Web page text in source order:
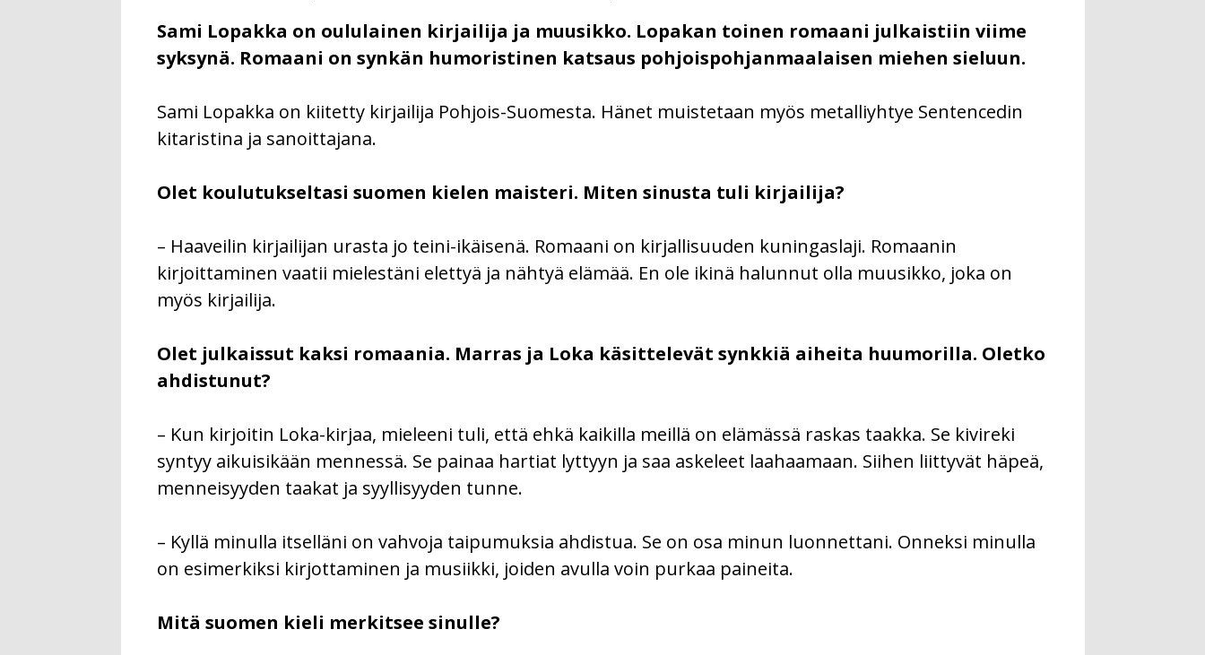
Sami Lopakka on oululainen kirjailija ja muusikko. Lopakan toinen romaani julkaistiin viime
syksynä. Romaani on synkän humoristinen katsaus pohjoispohjanmaalaisen miehen sieluun.
Sami Lopakka on kiitetty kirjailija Pohjois-Suomesta. Hänet muistetaan myös metalliyhtye Sentencedin
kitaristina ja sanoittajana.
Olet koulutukseltasi suomen kielen maisteri. Miten sinusta tuli kirjailija?
– Haaveilin kirjailijan urasta jo teini-ikäisenä. Romaani on kirjallisuuden kuningaslaji. Romaanin
kirjoittaminen vaatii mielestäni elettyä ja nähtyä elämää. En ole ikinä halunnut olla muusikko, joka on
myös kirjailija.
Olet julkaissut kaksi romaania. Marras ja Loka käsittelevät synkkiä aiheita huumorilla. Oletko
ahdistunut?
– Kun kirjoitin Loka-kirjaa, mieleeni tuli, että ehkä kaikilla meillä on elämässä raskas taakka. Se kivireki
syntyy aikuisikään mennessä. Se painaa hartiat lyttyyn ja saa askeleet laahaamaan. Siihen liittyvät häpeä,
menneisyyden taakat ja syyllisyyden tunne.
– Kyllä minulla itselläni on vahvoja taipumuksia ahdistua. Se on osa minun luonnettani. Onneksi minulla
on esimerkiksi kirjottaminen ja musiikki, joiden avulla voin purkaa paineita.
Mitä suomen kieli merkitsee sinulle?